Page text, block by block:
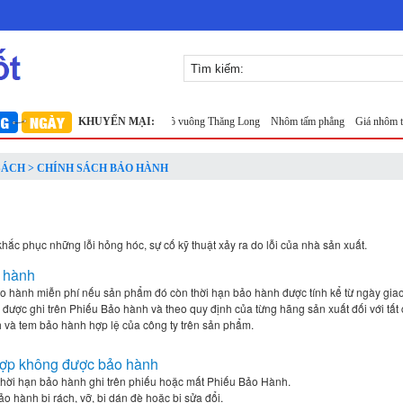
KHUYẾN MẠI:
khổ 1m Lưới inox 10x10 đan ô vuông Thăng Long Nhôm tấm phẳng Giá nhôm
> CHÍNH SÁCH BẢO HÀNH
phục những lỗi hỏng hóc, sự cố kỹ thuật xảy ra do lỗi của nhà sản xuất.
hành miễn phí nếu sản phẩm đó còn thời hạn bảo hành được tính kể từ ngày
ghi trên Phiếu Bảo hành và theo quy định của từng hãng sản xuất đối với tất
tem bảo hành hợp lệ của công ty trên sản phẩm.
không được bảo hành
hạn bảo hành ghi trên phiếu hoặc mất Phiếu Bảo Hành.
hành bị rách, vỡ, bị dán đè hoặc bị sửa đổi.